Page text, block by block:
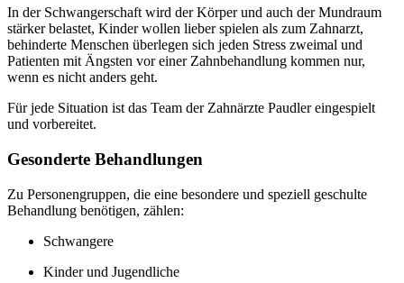
In der Schwangerschaft wird der Körper und auch der Mundraum
stärker belastet, Kinder wollen lieber spielen als zum Zahnarzt,
behinderte Menschen überlegen sich jeden Stress zweimal und
Patienten mit Ängsten vor einer Zahnbehandlung kommen nur,
wenn es nicht anders geht.
Für jede Situation ist das Team der Zahnärzte Paudler eingespielt
und vorbereitet.
Gesonderte Behandlungen
Zu Personengruppen, die eine besondere und speziell geschulte
Behandlung benötigen, zählen:
Schwangere
Kinder und Jugendliche